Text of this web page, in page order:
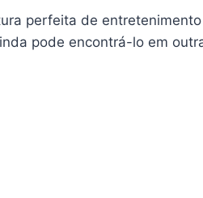
perfeita de
pode encontrá-lo em